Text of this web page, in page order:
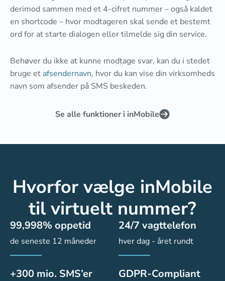
derimod sammen med et 4-cifret nummer – også kaldet
en shortcode – hvor modtageren skal sende et bestemt
ord for at starte dialogen eller tilmelde sig din service.
Behøver du ikke at kunne modtage svar, kan du i stedet
bruge et afsendernavn, hvor du kan vise din virksomheds
navn som afsender på SMS beskeden.
Se alle funktioner i inMobile
Hvorfor vælge inMobile
til virtuelt nummer?
99,998% oppetid
de seneste 12 måneder
24/7 vagttelefon
hver dag - året rundt
+300 mio. SMS’er GDPR-Compliant